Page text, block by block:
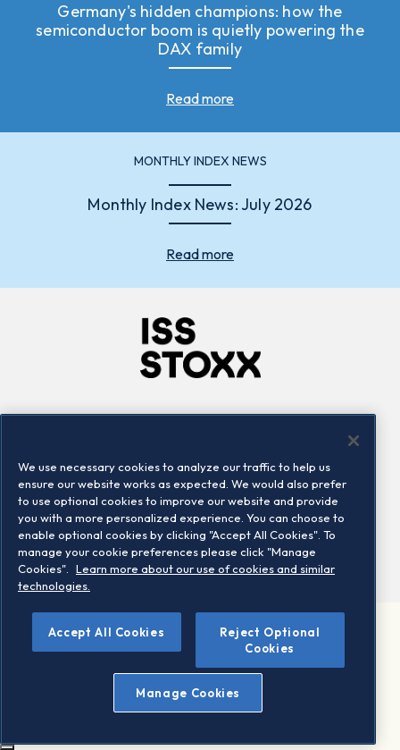
Germany's hidden champions: how the
semiconductor boom is quietly powering the
DAX family
Read more
MONTHLY INDEX NEWS
Monthly Index News: July 2026
Read more
Locations
Contact us
©2026 STOXX Ltd. All rights reserved.
Legal/Privacy Portal
Warning - phishing & scam
Conditions of use
Privacy notice
We use necessary cookies to analyze our traffic to help us
ensure our website works as expected. We would also prefer
to use optional cookies to improve our website and provide
you with a more personalized experience. You can choose to
enable optional cookies by clicking "Accept All Cookies". To
manage your cookie preferences please click "Manage
Cookies".
Learn more about our use of cookies and similar
technologies.
Accept All Cookies
Reject Optional
Cookies
Manage Cookies